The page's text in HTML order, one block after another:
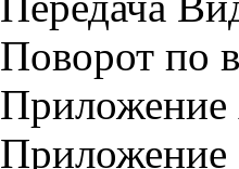
Поворот по